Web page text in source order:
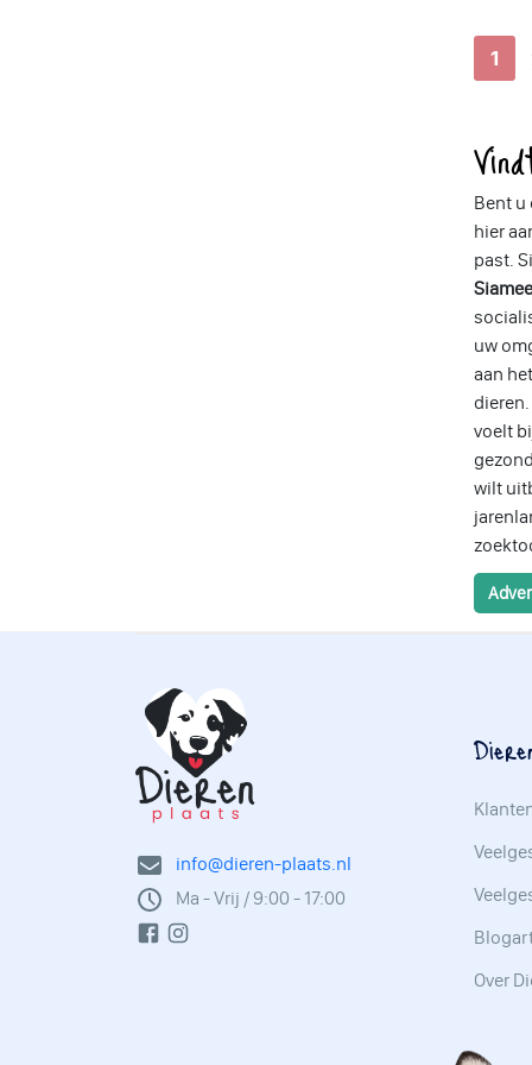
1
Bent u
hier
past.
uw
aan
voelt
wilt
info@dieren-plaats.nl
Ma - Vrij / 9:00 - 17:00
Over